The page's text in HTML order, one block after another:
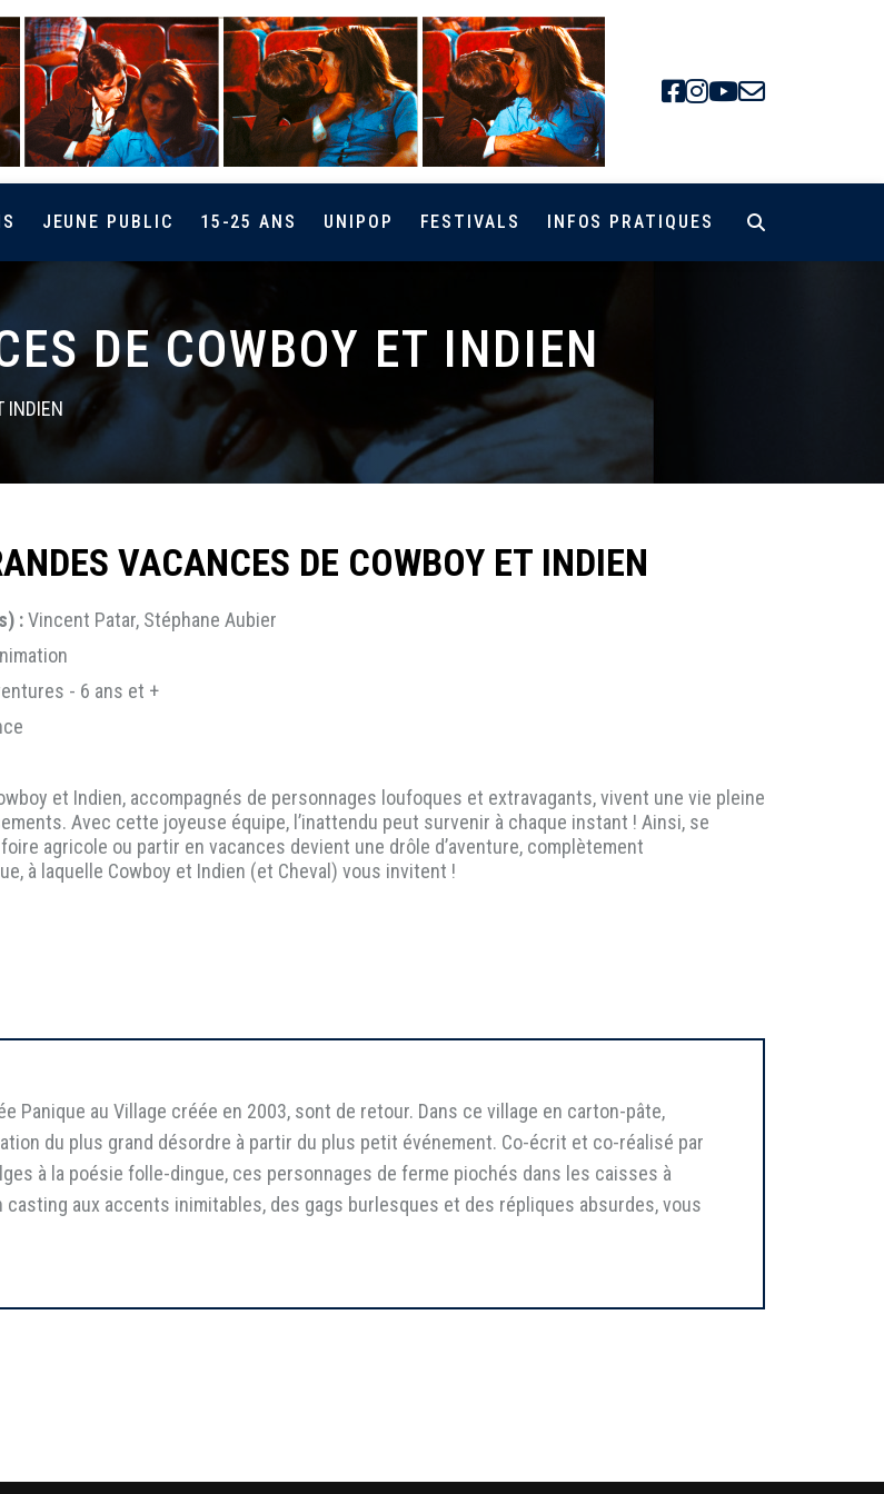
Facebook
Instagram
Youtube
JEUNE PUBLIC 15-25 ANS UNIPOP FESTIVALS INFOS PRATIQUES
DE COWBOY ET INDIEN
INDIEN
VACANCES DE COWBOY ET INDIEN
:Vincent Patar, Stéphane Aubier
- 6 ans et +
et Indien, accompagnés de personnages loufoques et extravagants, vivent une vie pleine
Avec cette joyeuse équipe, l’inattendu peut survenir à chaque instant ! Ainsi, se
agricole ou partir en vacances devient une drôle d’aventure, complètement
à laquelle Cowboy et Indien (et Cheval) vous invitent !
Panique au Village créée en 2003, sont de retour. Dans ce village en carton-pâte,
du plus grand désordre à partir du plus petit événement. Co-écrit et co-réalisé par
à la poésie folle-dingue, ces personnages de ferme piochés dans les caisses à
aux accents inimitables, des gags burlesques et des répliques absurdes, vous